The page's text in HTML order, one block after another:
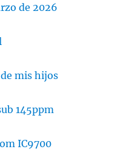
de 2026
mis hijos
145ppm
IC9700